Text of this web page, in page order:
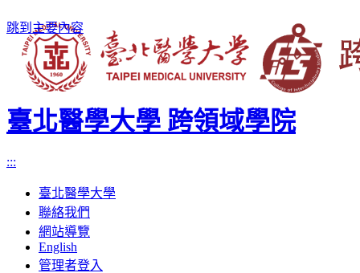
跳到主要內容
臺北醫學大學 跨領域學院
:::
臺北醫學大學
聯絡我們
網站導覽
English
管理者登入